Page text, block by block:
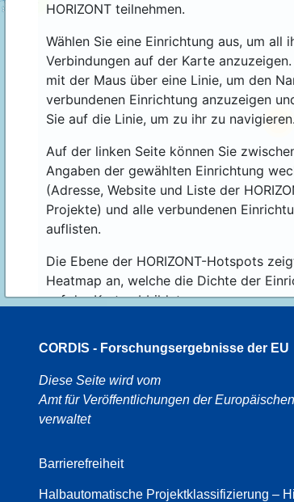
HORIZONT teilnehmen.
Wählen Sie eine Einrichtung aus, um all
Verbindungen auf der Karte anzuzeigen.
mit der Maus über eine Linie, um den
verbundenen Einrichtung anzuzeigen
Sie auf die Linie, um zu ihr zu navigieren.
Auf der linken Seite können Sie
Angaben der gewählten Einrichtung
(Adresse, Website und Liste der
Projekte) und alle verbundenen
auflisten.
Die Ebene der HORIZONT-Hotspots
Heatmap an, welche die Dichte der
auf der Karte abbildet.
44
CORDIS - Forschungsergebnisse der EU
Diese Seite wird vom
Amt für Veröffentlichungen der
verwaltet
Barrierefreiheit
Halbautomatische Projektklassifizierung –